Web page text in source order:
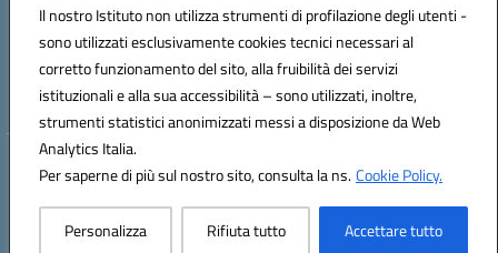
Il nostro Istituto non utilizza strumenti di profilazione degli utenti -
sono utilizzati esclusivamente cookies tecnici necessari al
corretto funzionamento del sito, alla fruibilità dei servizi
istituzionali e alla sua accessibilità – sono utilizzati, inoltre,
strumenti statistici anonimizzati messi a disposizione da Web
Analytics Italia.
Per saperne di più sul nostro sito, consulta la ns.Cookie Policy.
Personalizza Rifiuta tutto Accettare tutto
Codice fiscale: 80006490686
Codice meccanografico:peee052003
Codice Indice delle Pubbliche Amministrazioni (IPA): istsc_peee052003
Codice unico di fatturazione (CUF): UF01MF
Hosting & Powered by 3D Solution S.r.l.
Concept & Design by Designers Italia